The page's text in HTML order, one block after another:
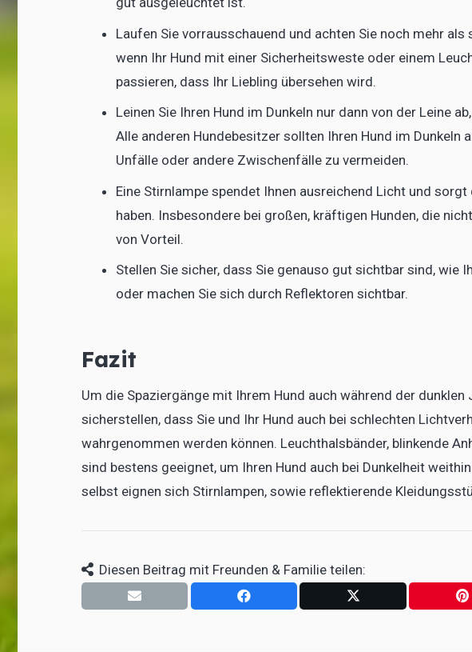
Laufen Sie vorrausschauend und achten Sie noch mehr
wenn Ihr Hund mit einer Sicherheitsweste oder einem
passieren, dass Ihr Liebling übersehen wird.
Leinen Sie Ihren Hund im Dunkeln nur dann von der Leine
Alle anderen Hundebesitzer sollten Ihren Hund im Dunkeln
Unfälle oder andere Zwischenfälle zu vermeiden.
Eine Stirnlampe spendet Ihnen ausreichend Licht und
haben. Insbesondere bei großen, kräftigen Hunden, die
von Vorteil.
Stellen Sie sicher, dass Sie genauso gut sichtbar sind, wie
oder machen Sie sich durch Reflektoren sichtbar.
Fazit
Um die Spaziergänge mit Ihrem Hund auch während der
sicherstellen, dass Sie und Ihr Hund auch bei schlechten
wahrgenommen werden können. Leuchthalsbänder, blinkende
sind bestens geeignet, um Ihren Hund auch bei Dunkelheit
selbst eignen sich Stirnlampen, sowie reflektierende
Diesen Beitrag mit Freunden & Familie teilen: